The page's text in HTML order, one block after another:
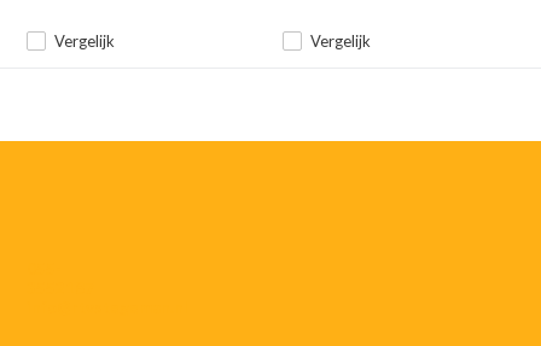
Vergelijk Vergelijk